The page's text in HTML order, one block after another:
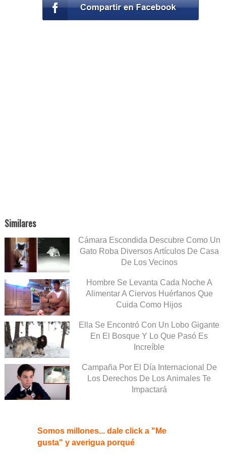
Similares
Cámara Escondida Descubre Como Un
Gato Roba Diversos Artículos De Casa
De Los Vecinos
Hombre Se Levanta Cada Noche A
Alimentar A Ciervos Huérfanos Que
Cuida Como Hijos
Ella Se Encontró Con Un Lobo Gigante
En El Bosque Y Lo Que Pasó Es
Increíble
Campaña Por El Día Internacional De
Los Derechos De Los Animales Te
Impactará
Somos millones... dale click a "Me
gusta" y averigua porqué